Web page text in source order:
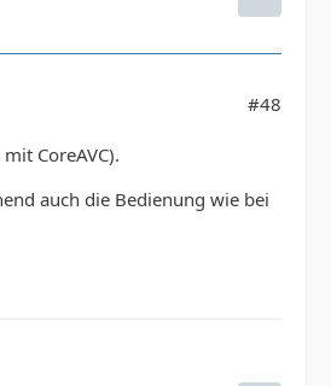
#48
CoreAVC).
auch die Bedienung wie bei